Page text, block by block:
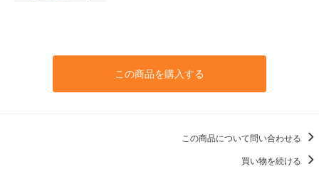
この商品を購入する
この商品について問い合わせる
買い物を続ける